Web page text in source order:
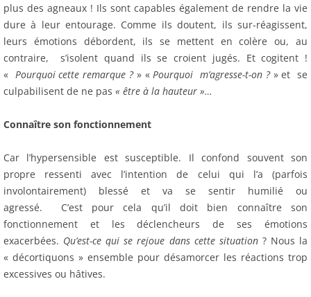
plus des agneaux ! Ils sont capables également de rendre la vie
dure à leur entourage. Comme ils doutent, ils sur-réagissent,
leurs émotions débordent, ils se mettent en colère ou, au
contraire, s’isolent quand ils se croient jugés. Et cogitent !
« Pourquoi cette remarque ?» «Pourquoi m’agresse-t-on ? » et se
culpabilisent de ne pas « être à la hauteur »…
Connaître son fonctionnement
Car l’hypersensible est susceptible. Il confond souvent son
propre ressenti avec l’intention de celui qui l’a (parfois
involontairement) blessé et va se sentir humilié ou
agressé. C’est pour cela qu’il doit bien connaître son
fonctionnement et les déclencheurs de ses émotions
exacerbées. Qu’est-ce qui se rejoue dans cette situation ? Nous la
« décortiquons » ensemble pour désamorcer les réactions trop
excessives ou hâtives.